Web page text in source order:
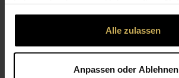
gesammelt haben.
Alle zulassen
Anpassen oder Ablehnen